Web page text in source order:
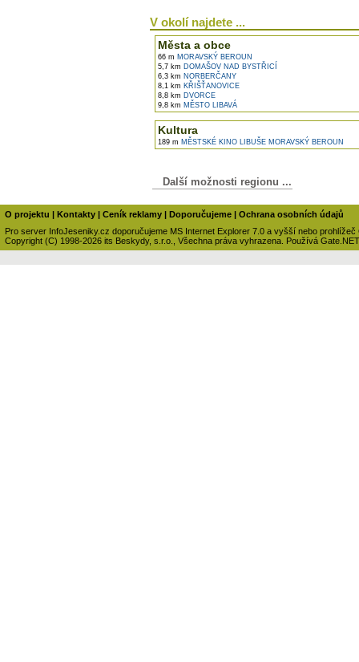
V okolí najdete ...
Města a obce
66 m MORAVSKÝ BEROUN
5,7 km DOMAŠOV NAD BYSTŘICÍ
6,3 km NORBERČANY
8,1 km KŘIŠŤANOVICE
8,8 km DVORCE
9,8 km MĚSTO LIBAVÁ
Kultura
189 m MĚSTSKÉ KINO LIBUŠE MORAVSKÝ BEROUN
Další možnosti regionu ...
O projektu | Kontakty | Ceník reklamy | Doporučujeme | Ochrana osobních údajů
Pro server InfoJeseniky.cz doporučujeme MS Internet Explorer 7.0 a vyšší nebo prohlížeč
Copyright (C) 1998-2026 its Beskydy, s.r.o., Všechna práva vyhrazena. Používá